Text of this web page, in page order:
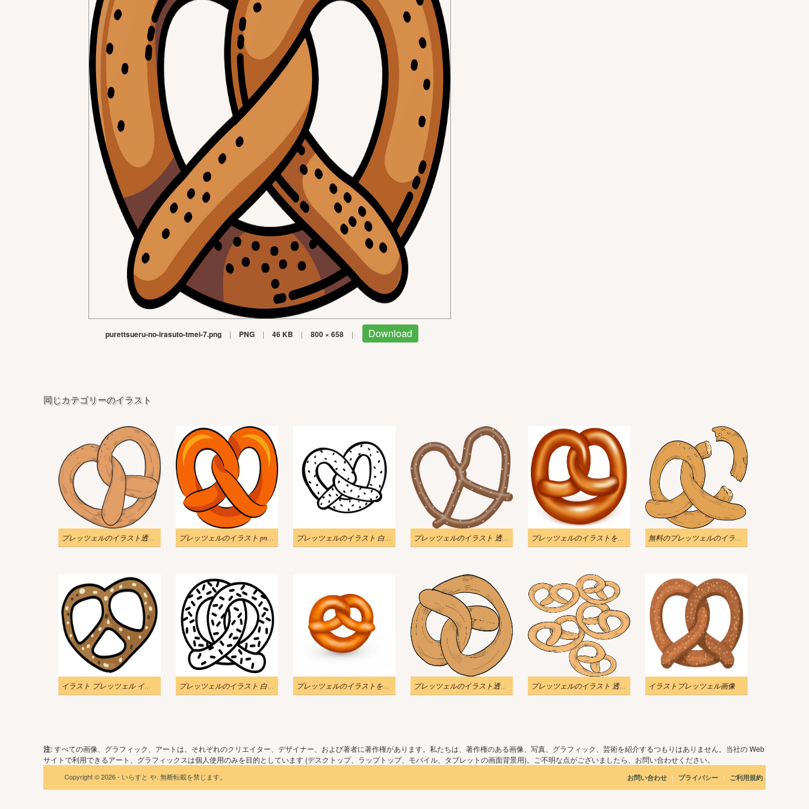
purettsueru-no-irasuto-tmei-7.png | PNG | 46 KB | 800 × 658 | Download
同じカテゴリーのイラスト
プレッツェルのイラスト透明画像 プレッツェルのイラスト png を無料でダウンロード プレッツェルのイラスト 白黒 5 プレッツェルのイラスト 透明 9 プレッツェルのイラストを無料でダウンロード 5 無料のプレッツェルのイラスト透明な背景 2
イラスト プレッツェル イメージ プレッツェルのイラスト 白黒 8 プレッツェルのイラストを無料でダウンロード プレッツェルのイラスト透明ダウンロード プレッツェルのイラスト 透明無料 イラストプレッツェル画像
注: すべての画像、グラフィック、アートは、それぞれのクリエイター、デザイナー、および著者に著作権があります。私たちは、著作権のある画像、写真、グラフィック、芸術を紹介するつもりはありません。当社の Web
サイトで利用できるアート、グラフィックスは個人使用のみを目的としています (デスクトップ、ラップトップ、モバイル、タブレットの画面背景用)。ご不明な点がございましたら、お問い合わせください。
Copyright © 2026 - いらすと や. 無断転載を禁じます。 お問い合わせ | プライバシー | ご利用規約